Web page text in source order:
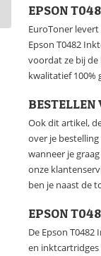
EPSON
EuroToner
Epson T0482
voordat ze bij
kwalitatief 100%
BESTELLEN
Ook dit artikel,
over je
wanneer je
onze
ben je naast de
EPSON
De Epson
en inktcartridges